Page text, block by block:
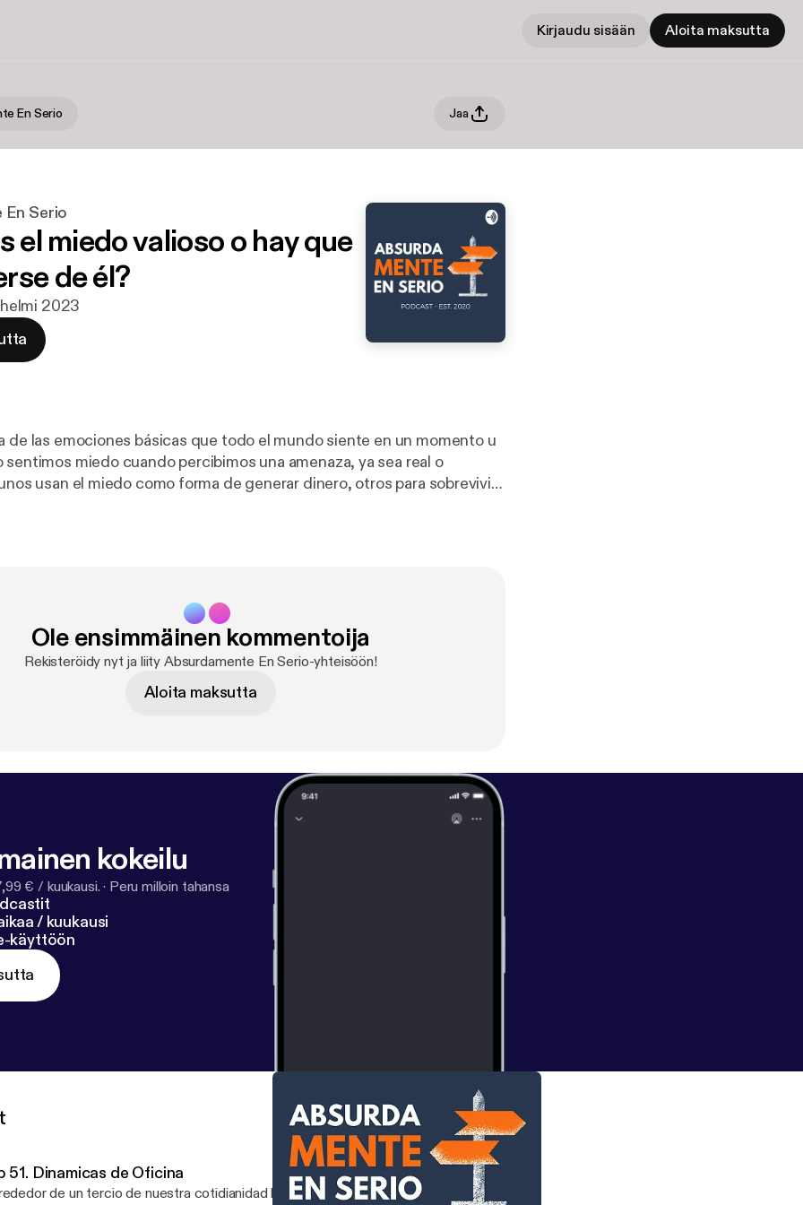
Kirjaudu sisään Aloita maksutta
En Serio Jaa
En Serio
el miedo valioso o hay que
de él?
helmi 2023
de las emociones básicas que todo el mundo siente en un momento u
sentimos miedo cuando percibimos una amenaza, ya sea real o
usan el miedo como forma de generar dinero, otros para sobrevivir
aprendido de manera experimental?
Ole ensimmäinen kommentoija
Rekisteröidy nyt ja liity Absurdamente En Serio-yhteisöön!
Aloita maksutta
kokeilu
€ / kuukausi. · Peru milloin tahansa
/ kuukausi
käyttöön
51. Dinamicas de Oficina
de un tercio de nuestra cotidianidad la pasamos trabajando y antes del